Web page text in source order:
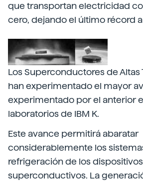
que transportan electricidad
cero, dejando el último récord a
Los Superconductores de Altas
han experimentado el mayor
experimentado por el anterior
laboratorios de IBM K.
Este avance permitirá abaratar
considerablemente los
refrigeración de los dispositivos
superconductivos. La